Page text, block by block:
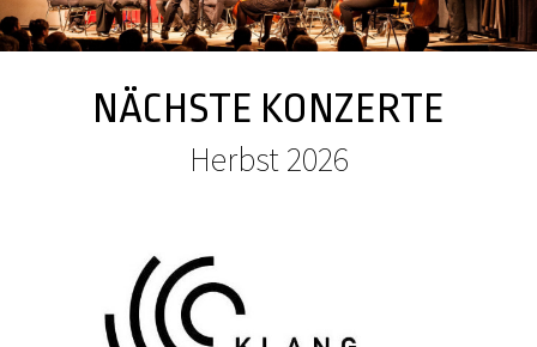
KONTAKT SPENDEN
NÄCHSTE KONZERTE
Herbst 2026